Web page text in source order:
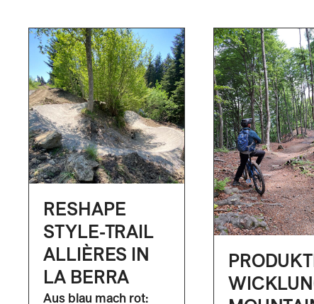
RESHAPE
STYLE-TRAIL
ALLIÈRES IN
LA BERRA
Aus blau mach rot: